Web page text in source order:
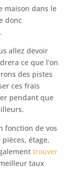
maison dans le
donc
.
allez devoir
ce que l’on
des pistes
ces frais
pendant que
fonction de vos
étage,
trouver
taux